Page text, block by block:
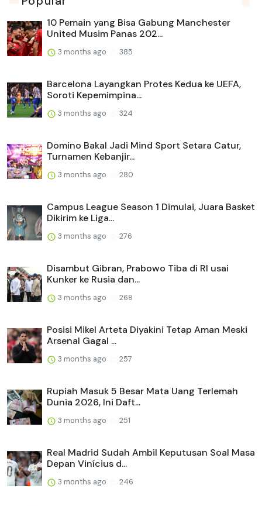
10 Pemain yang Bisa Gabung Manchester
United Musim Panas 202...
3 months ago 385
Barcelona Layangkan Protes Kedua ke UEFA,
Soroti Kepemimpina...
3 months ago 324
Domino Bakal Jadi Mind Sport Setara Catur,
Turnamen Kebanjir...
3 months ago 280
Campus League Season 1 Dimulai, Juara Basket
Dikirim ke Liga...
3 months ago 276
Disambut Gibran, Prabowo Tiba di RI usai
Kunker ke Rusia dan...
3 months ago 269
Posisi Mikel Arteta Diyakini Tetap Aman Meski
Arsenal Gagal ...
3 months ago 257
Rupiah Masuk 5 Besar Mata Uang Terlemah
Dunia 2026, Ini Daft...
3 months ago 251
Real Madrid Sudah Ambil Keputusan Soal Masa
Depan Vinícius d...
3 months ago 246